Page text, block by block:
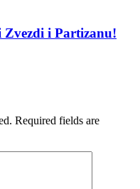
Zvezdi i Partizanu!
Required fields are